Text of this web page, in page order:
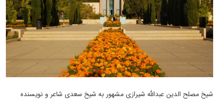
شیخ مصلح الدین عبدالله شیرازی مشهور به شیخ سعدی شاعر و نویسنده